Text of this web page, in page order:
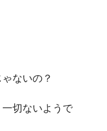
ないの？
切ないようで